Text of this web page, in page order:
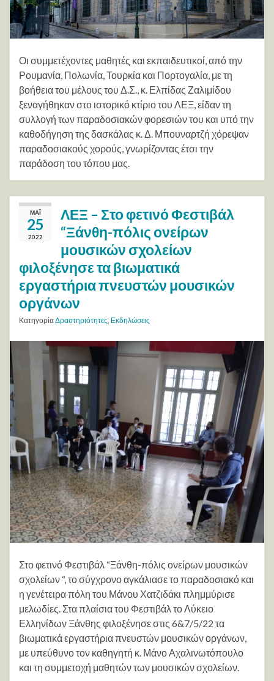
Οι συμμετέχοντες μαθητές και εκπαιδευτικοί, από την
Ρουμανία, Πολωνία, Τουρκία και Πορτογαλία, με τη
βοήθεια του μέλους του Δ.Σ., κ. Ελπίδας Ζαλιμίδου
ξεναγήθηκαν στο ιστορικό κτίριο του ΛΕΞ, είδαν τη
συλλογή των παραδοσιακών φορεσιών του και υπό την
καθοδήγηση της δασκάλας κ. Δ. Μπουναρτζή χόρεψαν
παραδοσιακούς χορούς, γνωρίζοντας έτσι την
παράδοση του τόπου μας.
ΜΆΙ
25
2022
ΛΕΞ – Στο φετινό Φεστιβάλ
“Ξάνθη-πόλις ονείρων
μουσικών σχολείων
φιλοξένησε τα βιωματικά
εργαστήρια πνευστών μουσικών
οργάνων
ΚατηγορίαΔραστηριότητες, Εκδηλώσεις
Στο φετινό Φεστιβάλ “Ξάνθη-πόλις ονείρων μουσικών
σχολείων “, το σύγχρονο αγκάλιασε το παραδοσιακό και
η γενέτειρα πόλη του Μάνου Χατζιδάκι πλημμύρισε
μελωδίες. Στα πλαίσια του Φεστιβάλ το Λύκειο
Ελληνίδων Ξάνθης φιλοξένησε στις 6&7/5/22 τα
βιωματικά εργαστήρια πνευστών μουσικών οργάνων,
με υπεύθυνο τον καθηγητή κ. Μάνο Αχαλινωτόπουλο
και τη συμμετοχή μαθητών των μουσικών σχολείων.